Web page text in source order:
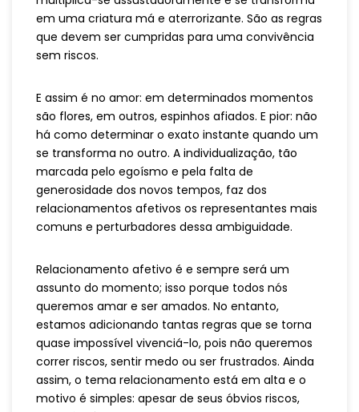
em uma criatura má e aterrorizante. São as regras
que devem ser cumpridas para uma convivência
sem riscos.
E assim é no amor: em determinados momentos
são flores, em outros, espinhos afiados. E pior: não
há como determinar o exato instante quando um
se transforma no outro. A individualização, tão
marcada pelo egoísmo e pela falta de
generosidade dos novos tempos, faz dos
relacionamentos afetivos os representantes mais
comuns e perturbadores dessa ambiguidade.
Relacionamento afetivo é e sempre será um
assunto do momento; isso porque todos nós
queremos amar e ser amados. No entanto,
estamos adicionando tantas regras que se torna
quase impossível vivenciá-lo, pois não queremos
correr riscos, sentir medo ou ser frustrados. Ainda
assim, o tema relacionamento está em alta e o
motivo é simples: apesar de seus óbvios riscos,